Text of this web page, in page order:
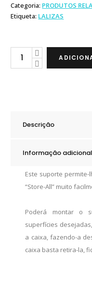
Categoria: PRODUTOS
Etiqueta: LALIZAS
Lalizas
Descrição
Informação adicional
Este suporte
“Store-All” muito
Poderá montar o
superfícies
a caixa, fazendo-a
caixa basta retira-la,